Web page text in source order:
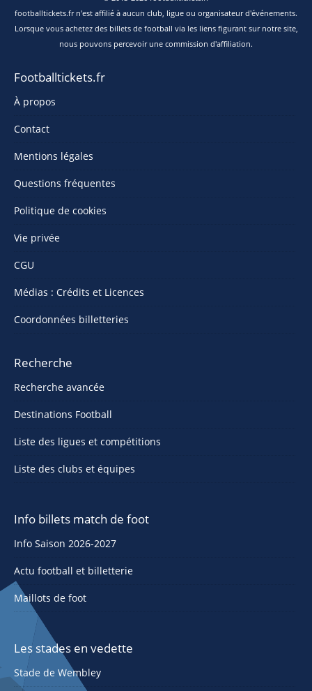
footballtickets.fr n'est affilié à aucun club, ligue ou organisateur d'événements.
Lorsque vous achetez des billets de football via les liens figurant sur notre site,
nous pouvons percevoir une commission d'affiliation.
Footballtickets.fr
À propos
Contact
Mentions légales
Questions fréquentes
Politique de cookies
Vie privée
CGU
Médias : Crédits et Licences
Coordonnées billetteries
Recherche
Recherche avancée
Destinations Football
Liste des ligues et compétitions
Liste des clubs et équipes
Info billets match de foot
Info Saison 2026-2027
Actu football et billetterie
Maillots de foot
Les stades en vedette
Stade de Wembley